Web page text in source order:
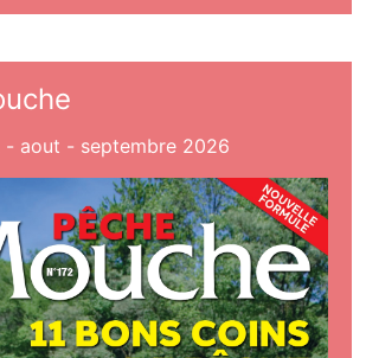
- aout - septembre 2026